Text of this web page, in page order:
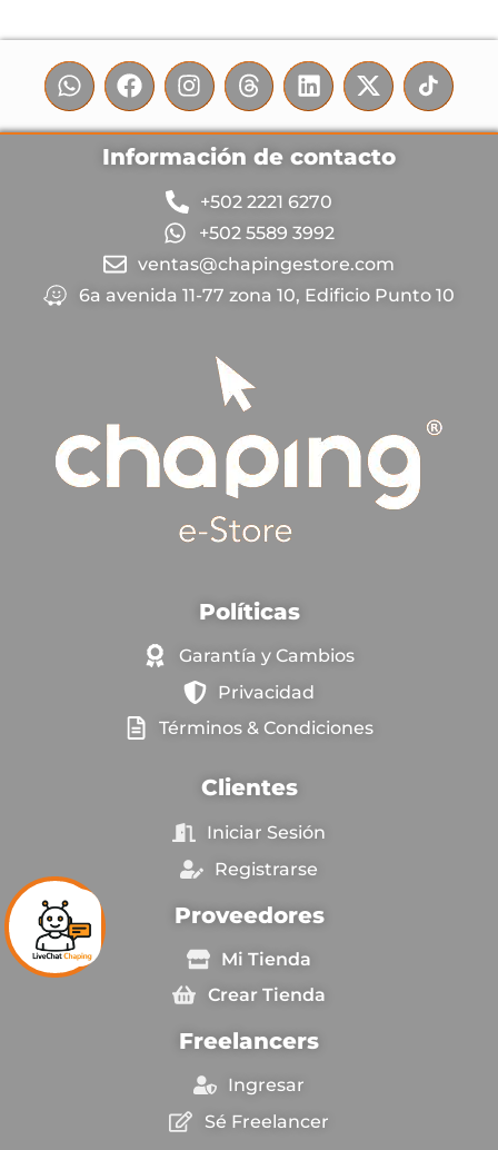
Información de contacto
+502 2221 6270
+502 5589 3992
ventas@chapingestore.com
6a avenida 11-77 zona 10, Edificio Punto 10
Políticas
Garantía y Cambios
Privacidad
Términos & Condiciones
Clientes
Iniciar Sesión
Registrarse
Proveedores
Mi Tienda
Crear Tienda
Freelancers
Ingresar
Sé Freelancer